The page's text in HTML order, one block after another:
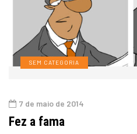
SEM CATEGORIA
7 de maio de 2014
Fez a fama